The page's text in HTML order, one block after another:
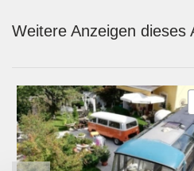
Weitere Anzeigen dieses